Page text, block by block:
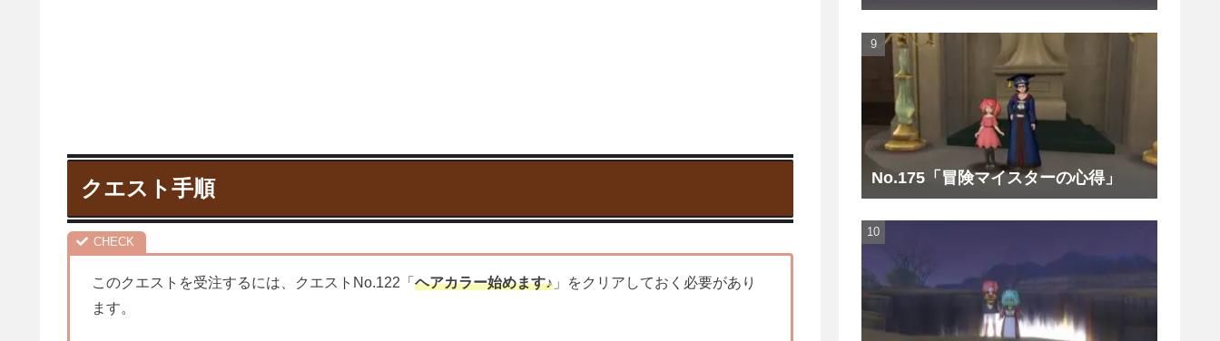
クエスト手順
このクエストを受注するには、クエストNo.122「 ヘアカラー始めます♪ 」をクリアしておく必要があり
ます。
No.175「冒険マイスターの心得」